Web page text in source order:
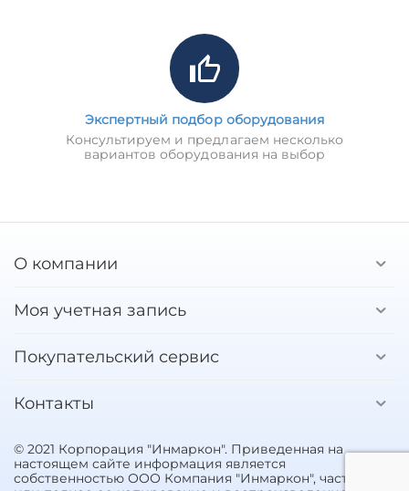
Экспертный подбор оборудования
Консультируем и предлагаем несколько
вариантов оборудования на выбор
О компании
Моя учетная запись
Покупательский сервис
Контакты
© 2021 Корпорация "Инмаркон". Приведенная на
настоящем сайте информация является
собственностью ООО Компания "Инмаркон", частичное